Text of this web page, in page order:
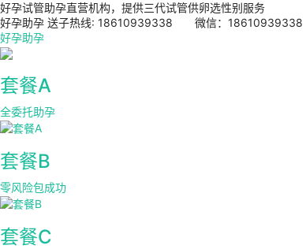
好孕试管助孕直营机构，提供三代试管供卵选性别服务
好孕助孕 送子热线: 18610939338 微信：18610939338
好孕助孕
套餐A
全委托助孕
套餐B
零风险包成功
套餐C